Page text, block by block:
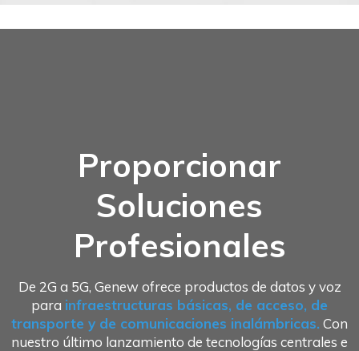
Proporcionar
Soluciones
Profesionales
De 2G a 5G, Genew ofrece productos de datos y voz
para infraestructuras básicas, de acceso, de
transporte y de comunicaciones inalámbricas. Con
nuestro último lanzamiento de tecnologías centrales e